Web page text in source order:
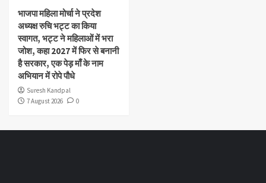
भाजपा महिला मोर्चा ने प्रदेश
अध्यक्ष रुचि भट्ट का किया
स्वागत, भट्ट ने महिलाओं में भरा
जोश, कहा 2027 में फिर से बनानी
है सरकार, एक पेड़ माँ के नाम
अभियान में रोपे पौधे
Suresh Kandpal
7 August 2026
0